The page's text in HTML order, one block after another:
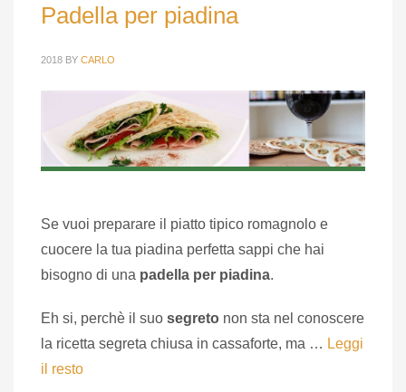
Padella per piadina
2018 BY CARLO
Se vuoi preparare il piatto tipico romagnolo e
cuocere la tua piadina perfetta sappi che hai
bisogno di una padella per piadina.
Eh si, perchè il suo segreto non sta nel conoscere
la ricetta segreta chiusa in cassaforte, ma … Leggi
il resto